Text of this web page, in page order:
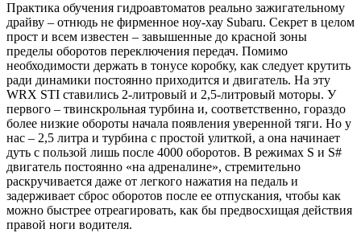
Практика обучения гидроавтоматов реально зажигательному
драйву – отнюдь не фирменное ноу-хау Subaru. Секрет в целом
прост и всем известен – завышенные до красной зоны
пределы оборотов переключения передач. Помимо
необходимости держать в тонусе коробку, как следует крутить
ради динамики постоянно приходится и двигатель. На эту
WRX STI ставились 2-литровый и 2,5-литровый моторы. У
первого – твинскрольная турбина и, соответственно, гораздо
более низкие обороты начала появления уверенной тяги. Но у
нас – 2,5 литра и турбина с простой улиткой, а она начинает
дуть с пользой лишь после 4000 оборотов. В режимах S и S#
двигатель постоянно «на адреналине», стремительно
раскручивается даже от легкого нажатия на педаль и
задерживает сброс оборотов после ее отпускания, чтобы как
можно быстрее отреагировать, как бы предвосхищая действия
правой ноги водителя.